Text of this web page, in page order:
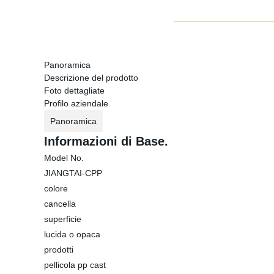
Panoramica
Descrizione del prodotto
Foto dettagliate
Profilo aziendale
Panoramica
Informazioni di Base.
Model No.
JIANGTAI-CPP
colore
cancella
superficie
lucida o opaca
prodotti
pellicola pp cast